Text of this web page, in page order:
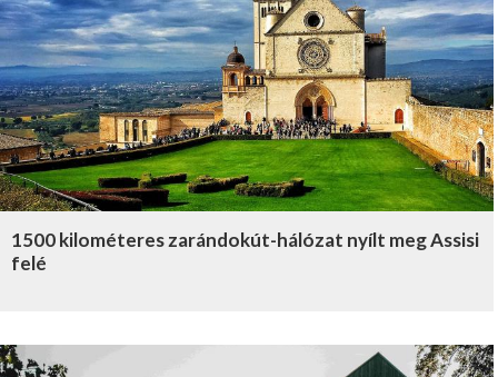
1500 kilométeres zarándokút-hálózat nyílt meg Assisi
felé